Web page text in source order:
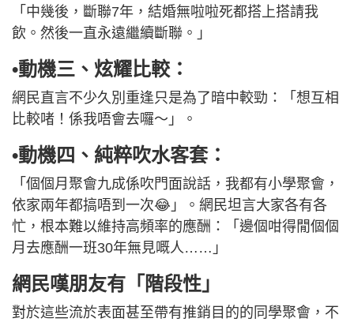
「中幾後，斷聯7年，結婚無啦啦死都搭上搭請我
飲。然後一直永遠繼續斷聯。」
•動機三、炫耀比較：
網民直言不少久別重逢只是為了暗中較勁：「想互相
比較啫！係我唔會去囉～」。
•動機四、純粹吹水客套：
「個個月聚會九成係吹門面說話，我都有小學聚會，
依家兩年都搞唔到一次😂」。網民坦言大家各有各
忙，根本難以維持高頻率的應酬：「邊個咁得閒個個
月去應酬一班30年無見嘅人……」
網民嘆朋友有「階段性」
對於這些流於表面甚至帶有推銷目的的同學聚會，不